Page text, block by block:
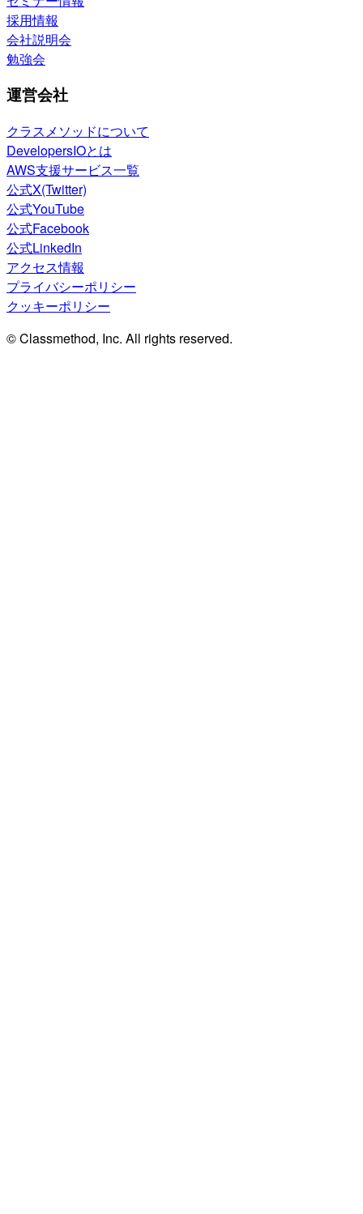
採用情報
会社説明会
勉強会
運営会社
クラスメソッドについて
DevelopersIOとは
AWS支援サービス一覧
公式X(Twitter)
公式YouTube
公式Facebook
公式LinkedIn
アクセス情報
プライバシーポリシー
クッキーポリシー
© Classmethod, Inc. All rights reserved.